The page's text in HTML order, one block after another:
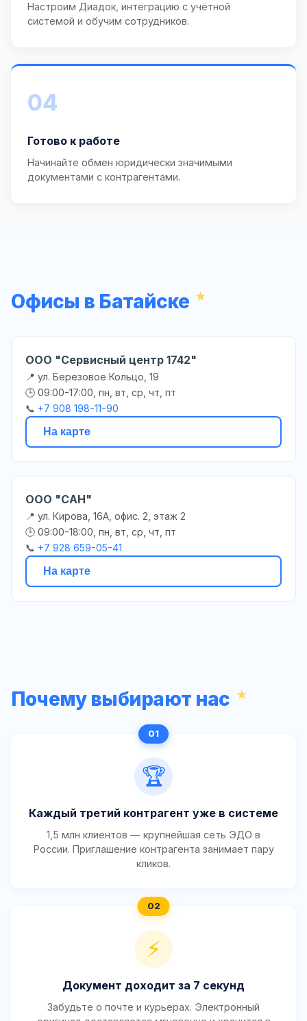
Настроим Диадок, интеграцию с учётной
системой и обучим сотрудников.
04
Готово к работе
Начинайте обмен юридически значимыми
документами с контрагентами.
Офисы в Батайске
ООО "Сервисный центр 1742"
📍 ул. Березовое Кольцо, 19
🕒 09:00-17:00, пн, вт, ср, чт, пт
📞 +7 908 198-11-90
На карте
ООО "САН"
📍 ул. Кирова, 16А, офис. 2, этаж 2
🕒 09:00-18:00, пн, вт, ср, чт, пт
📞 +7 928 659-05-41
На карте
Почему выбирают нас
🏆
Каждый третий контрагент уже в системе
1,5 млн клиентов — крупнейшая сеть ЭДО в
России. Приглашение контрагента занимает пару
кликов.
⚡
Документ доходит за 7 секунд
Забудьте о почте и курьерах. Электронный